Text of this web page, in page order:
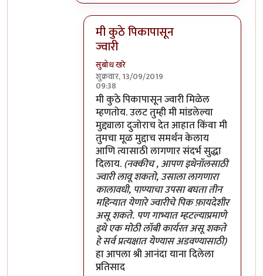
मी कुठे पिकापासून
ज्वारी
सुबोध खरे
शुक्रवार, 13/09/2019
09:38
In reply toखरे साहेब,byभंकस बाबा
मी कुठे पिकापासून ज्वारी मिळेल
म्हणतोय. उलट तुम्ही मी मांडलेल्या
मुद्द्याला दुजोराच देत आहात किंवा मी
तुमचा मूळ मुद्दाच समर्थन केलाय
आणि त्यासाठी लागणार संदर्भ सुद्धा
दिलाय.(नक्कीच , आपण इथेनॉलसाठी
ज्वारी लावू शकतो, उसाला लागणारा
कालावधी, पाण्याचा उपसा बघता तीन
महिन्यात येणारे ज्वारीचे पिक फ़ायदेशीर
असू शकते. पण गाभ्यात म्हटल्याप्रमाणे
इथे एक मोठी लॉबी कार्यरत असू शकते
हे सर्व प्रत्यक्षात येण्यास अडवण्यासाठी)
हा आपला श्री आनंदा याना दिलेला
प्रतिसाद